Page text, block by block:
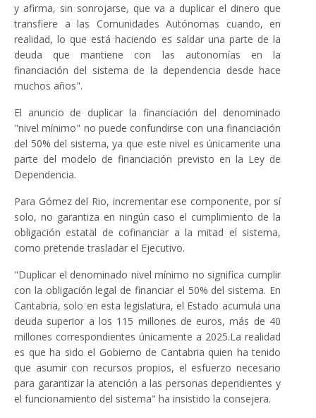
y afirma, sin sonrojarse, que va a duplicar el dinero que
transfiere a las Comunidades Autónomas cuando, en
realidad, lo que está haciendo es saldar una parte de la
deuda que mantiene con las autonomías en la
financiación del sistema de la dependencia desde hace
muchos años".
El anuncio de duplicar la financiación del denominado
"nivel mínimo" no puede confundirse con una financiación
del 50% del sistema, ya que este nivel es únicamente una
parte del modelo de financiación previsto en la Ley de
Dependencia.
Para Gómez del Rio, incrementar ese componente, por sí
solo, no garantiza en ningún caso el cumplimiento de la
obligación estatal de cofinanciar a la mitad el sistema,
como pretende trasladar el Ejecutivo.
"Duplicar el denominado nivel mínimo no significa cumplir
con la obligación legal de financiar el 50% del sistema. En
Cantabria, solo en esta legislatura, el Estado acumula una
deuda superior a los 115 millones de euros, más de 40
millones correspondientes únicamente a 2025.La realidad
es que ha sido el Gobierno de Cantabria quien ha tenido
que asumir con recursos propios, el esfuerzo necesario
para garantizar la atención a las personas dependientes y
el funcionamiento del sistema" ha insistido la consejera.